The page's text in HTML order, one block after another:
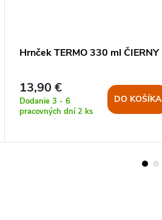
Hrnček TERMO 330 ml ČIERNY
13,90 €
Dodanie 3 - 6
pracovných dní2 ks
DO KOŠÍKA